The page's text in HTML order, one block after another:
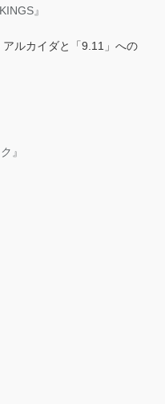
』
アルカイダと「9.11」への
』